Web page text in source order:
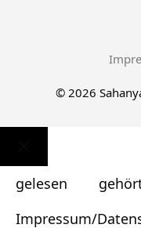
© 2026
Schließen
gelesen
Impressum/